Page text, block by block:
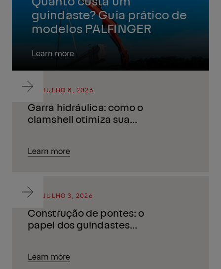
guindaste? Guia prático de
modelos PALFINGER
Learn more
BLOG JULHO 8, 2026
Garra hidráulica: como o
clamshell otimiza sua
Learn more
BLOG JULHO 3, 2026
Construção de pontes: o
papel dos guindastes
Learn more